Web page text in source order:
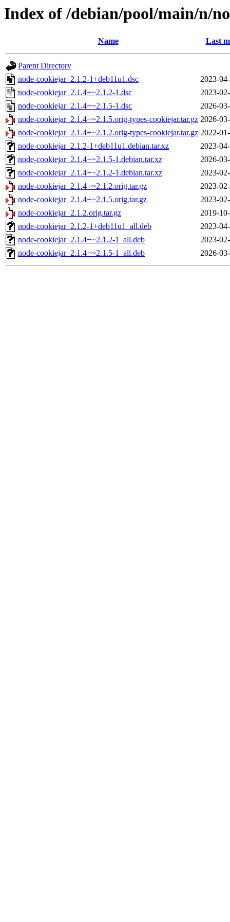
Index of /debian/pool/main/n/
Name Last
Parent Directory
node-cookiejar_2.1.2-1+deb11u1.dsc
2023-
node-cookiejar_2.1.4+~2.1.2-1.dsc
2023-
node-cookiejar_2.1.4+~2.1.5-1.dsc
2026-
node-cookiejar_2.1.4+~2.1.5.orig-types-cookiejar.tar.gz 2026-
node-cookiejar_2.1.4+~2.1.2.orig-types-cookiejar.tar.gz 2022-
node-cookiejar_2.1.2-1+deb11u1.debian.tar.xz
2023-
node-cookiejar_2.1.4+~2.1.5-1.debian.tar.xz
2026-
node-cookiejar_2.1.4+~2.1.2-1.debian.tar.xz
2023-
node-cookiejar_2.1.4+~2.1.2.orig.tar.gz
2023-
node-cookiejar_2.1.4+~2.1.5.orig.tar.gz
2023-
node-cookiejar_2.1.2.orig.tar.gz
2019-
node-cookiejar_2.1.2-1+deb11u1_all.deb
2023-
node-cookiejar_2.1.4+~2.1.2-1_all.deb
2023-
node-cookiejar_2.1.4+~2.1.5-1_all.deb
2026-